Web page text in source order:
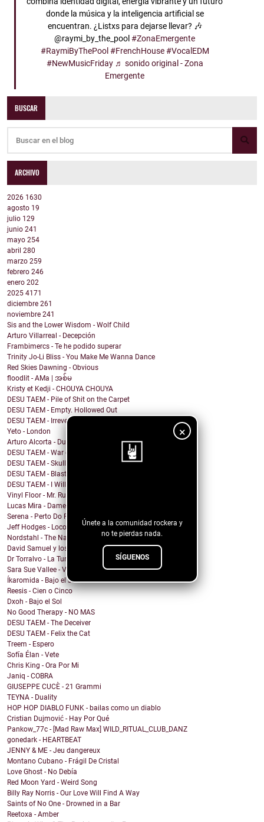
×
Únete a la comunidad rockera y
no te pierdas nada.
SÍGUENOS
donde la música y la inteligencia artificial se
encuentran. ¿Listxs para dejarse llevar? 🎶
@raymi_by_the_pool #ZonaEmergente
#RaymiByThePool #FrenchHouse #VocalEDM
#NewMusicFriday ♬ sonido original - Zona
Emergente
BUSCAR
ARCHIVO
2026 1630
agosto 19
julio 129
junio 241
mayo 254
abril 280
marzo 259
febrero 246
enero 202
2025 4171
diciembre 261
noviembre 241
Sis and the Lower Wisdom - Wolf Child
Arturo Villarreal - Decepción
Frambimercs - Te he podido superar
Trinity Jo-Li Bliss - You Make Me Wanna Dance
Red Skies Dawning - Obvious
floodlit - AMa | အစ်မ
Kristy et Kedji - CHOUYA CHOUYA
DESU TAEM - Pile of Shit on the Carpet
DESU TAEM - Empty. Hollowed Out
DESU TAEM - Irreverent Resident President
Yeto - London
Arturo Alcorta - Dualidad
DESU TAEM - War on Bullies
DESU TAEM - Skull and Crossbones
DESU TAEM - Blasted into Rebirth
DESU TAEM - I Will Not Be Assimilated
Vinyl Floor - Mr. Rubinstein - Single Edit
Lucas Mira - Dame alguna señal
Serena - Perto Do Fim
Jeff Hodges - Loco Motive (Music Row Mix)
Nordstahl - The Nameless Hour
David Samuel y los problemas de Macario - Sonámbulo
Dr Torralvo - La Tumba
Sara Sue Vallee - Vagues
Íkaromida - Bajo el sol
Reesis - Cien o Cinco
Dxoh - Bajo el Sol
No Good Therapy - NO MAS
DESU TAEM - The Deceiver
DESU TAEM - Felix the Cat
Treem - Espero
Sofía Élan - Vete
Chris King - Ora Por Mi
Janiq - COBRA
GIUSEPPE CUCÈ - 21 Grammi
TEYNA - Duality
HOP HOP DIABLO FUNK - bailas como un diablo
Cristian Dujmović - Hay Por Qué
Pankow_77c - [Mad Raw Max] WILD_RITUAL_CLUB_DANZ
gonedark - HEARTBEAT
JENNY & ME - Jeu dangereux
Montano Cubano - Frágil De Cristal
Love Ghost - No Debía
Red Moon Yard - Weird Song
Billy Ray Norris - Our Love Will Find A Way
Saints of No One - Drowned in a Bar
Reetoxa - Amber